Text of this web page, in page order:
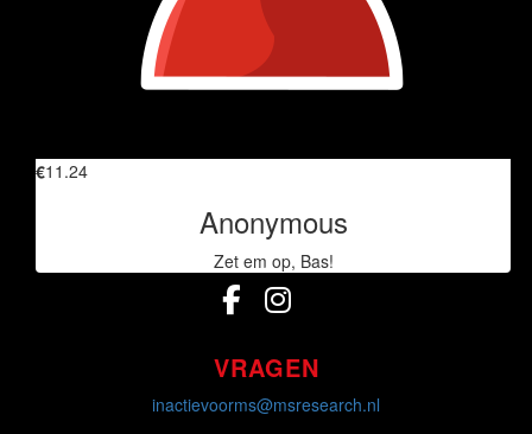
€11.24
Anonymous
Zet em op, Bas!
VIND ONS OP
VRAGEN
inactievoorms@msresearch.nl